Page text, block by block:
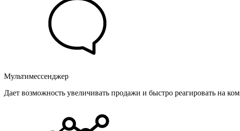
Мультимессенджер
Дает возможность увеличивать продажи и быстро реагировать на